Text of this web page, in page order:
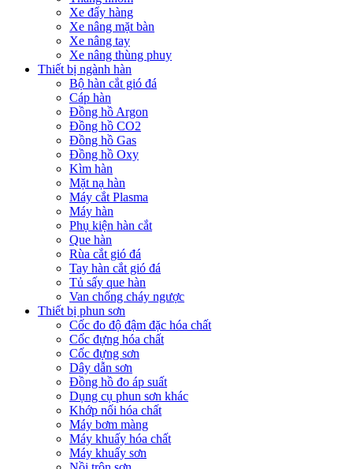
Xe đẩy hàng
Xe nâng mặt bàn
Xe nâng tay
Xe nâng thùng phuy
Thiết bị ngành hàn
Bộ hàn cắt gió đá
Cáp hàn
Đồng hồ Argon
Đồng hồ CO2
Đồng hồ Gas
Đồng hồ Oxy
Kìm hàn
Mặt nạ hàn
Máy cắt Plasma
Máy hàn
Phụ kiện hàn cắt
Que hàn
Rùa cắt gió đá
Tay hàn cắt gió đá
Tủ sấy que hàn
Van chống cháy ngược
Thiết bị phun sơn
Cốc đo độ đậm đặc hóa chất
Cốc đựng hóa chất
Cốc đựng sơn
Dây dẫn sơn
Đồng hồ đo áp suất
Dụng cụ phun sơn khác
Khớp nối hóa chất
Máy bơm màng
Máy khuấy hóa chất
Máy khuấy sơn